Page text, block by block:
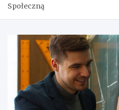
Społeczną